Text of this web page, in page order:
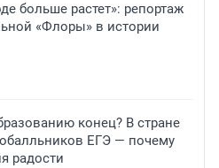
больше растет»: репортаж
«Флоры» в истории
конец? В стране
ЕГЭ — почему
радости